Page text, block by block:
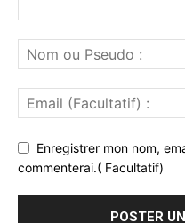
Enregistrer mon nom,
commenterai.( Facultatif)